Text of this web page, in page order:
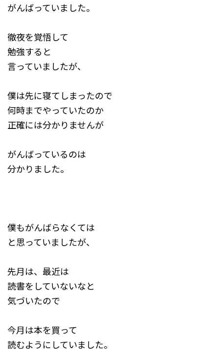
がんばっていました。
徹夜を覚悟して
勉強すると
言っていましたが、
僕は先に寝てしまったので
何時までやっていたのか
正確には分かりませんが
がんばっているのは
分かりました。
僕もがんばらなくては
と思っていましたが、
先月は、最近は
読書をしていないなと
気づいたので
今月は本を買って
読むようにしていました。